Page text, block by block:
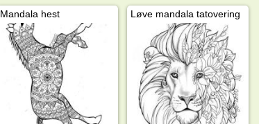
Mandala hest Løve mandala tatovering